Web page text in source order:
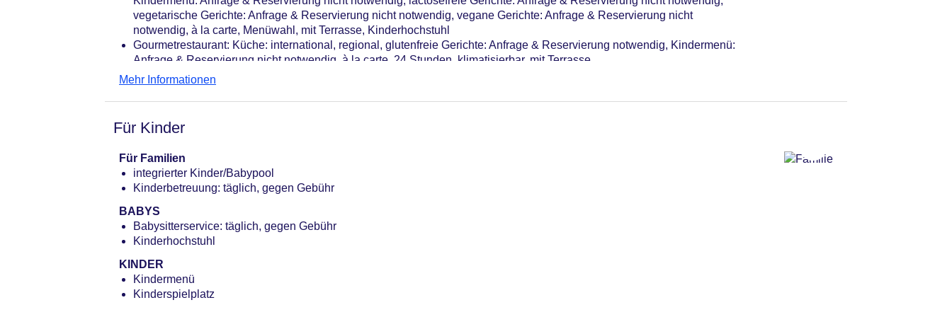
Landeskategorie: 4 Sterne
vegetarische Gerichte: Anfrage & Reservierung nicht notwendig, vegane Gerichte: Anfrage & Reservierung nicht
notwendig, à la carte, Menüwahl, mit Terrasse, Kinderhochstuhl
Gourmetrestaurant: Küche: international, regional, glutenfreie Gerichte: Anfrage & Reservierung notwendig, Kindermenü:
Anfrage & Reservierung nicht notwendig, à la carte, 24 Stunden, klimatisierbar, mit Terrasse
Bars & mehr: 2
Poolbar Outdoor: 10:00 Uhr - 23:00 Uhr
Mehr Informationen
Für Kinder
Für Familien
integrierter Kinder/Babypool
Kinderbetreuung: täglich, gegen Gebühr
BABYS
Babysitterservice: täglich, gegen Gebühr
Kinderhochstuhl
KINDER
Kindermenü
Kinderspielplatz